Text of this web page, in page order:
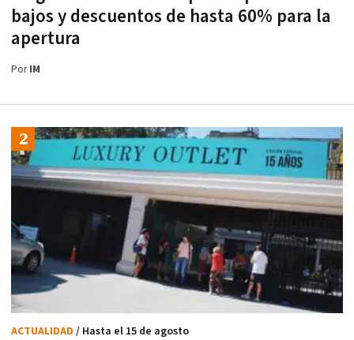
bajos y descuentos de hasta 60% para la
apertura
PorIM
ACTUALIDAD / Hasta el 15 de agosto